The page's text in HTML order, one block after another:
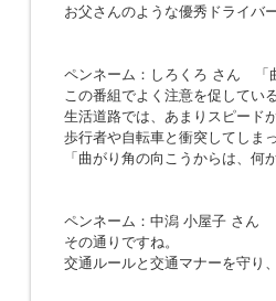
お父さんのような優秀ドライバ
ペンネーム：しろくろ さん
この番組でよく注意を促している
生活道路では、あまりスピード
歩行者や自転車と衝突してしま
「曲がり角の向こうからは、
ペンネーム：中潟 小屋子 さん
その通りですね。
交通ルールと交通マナーを守り